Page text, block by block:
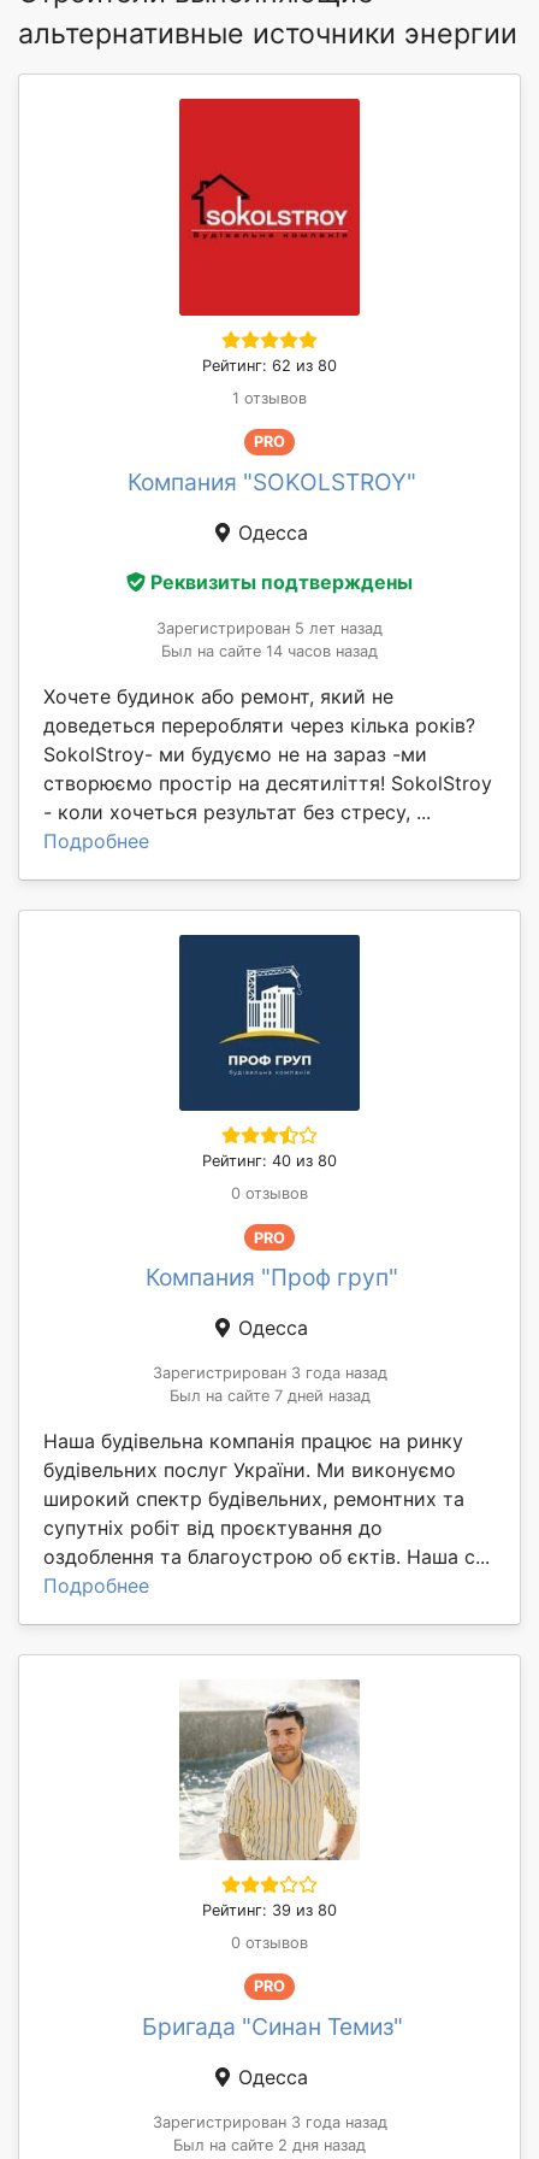
альтернативные источники энергии
Рейтинг: 62 из 80
1 отзывов
PRO
Компания "SOKOLSTROY"
Одесса
Реквизиты подтверждены
Зарегистрирован 5 лет назад
Был на сайте 14 часов назад
Хочете будинок або ремонт, який не
доведеться переробляти через кілька років?
SokolStroy- ми будуємо не на зараз -ми
створюємо простір на десятиліття! SokolStroy
- коли хочеться результат без стресу, ...
Подробнее
Рейтинг: 40 из 80
0 отзывов
PRO
Компания "Проф груп"
Одесса
Зарегистрирован 3 года назад
Был на сайте 7 дней назад
Наша будівельна компанія працює на ринку
будівельних послуг України. Ми виконуємо
широкий спектр будівельних, ремонтних та
супутніх робіт від проєктування до
оздоблення та благоустрою об єктів. Наша с...
Подробнее
Рейтинг: 39 из 80
0 отзывов
PRO
Бригада "Синан Темиз"
Одесса
Зарегистрирован 3 года назад
Был на сайте 2 дня назад